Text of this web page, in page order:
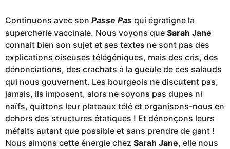
Continuons avec son Passe Pas qui égratigne la
supercherie vaccinale. Nous voyons que Sarah Jane
connait bien son sujet et ses textes ne sont pas des
explications oiseuses télégéniques, mais des cris, des
dénonciations, des crachats à la gueule de ces salauds
qui nous gouvernent. Les bourgeois ne discutent pas,
jamais, ils imposent, alors ne soyons pas dupes ni
naïfs, quittons leur plateaux télé et organisons-nous en
dehors des structures étatiques ! Et dénonçons leurs
méfaits autant que possible et sans prendre de gant !
Nous aimons cette énergie chez Sarah Jane, elle nous